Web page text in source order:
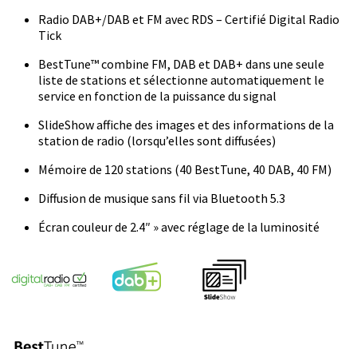
Radio DAB+/DAB et FM avec RDS – Certifié Digital Radio
Tick
BestTune™ combine FM, DAB et DAB+ dans une seule
liste de stations et sélectionne automatiquement le
service en fonction de la puissance du signal
SlideShow affiche des images et des informations de la
station de radio (lorsqu’elles sont diffusées)
Mémoire de 120 stations (40 BestTune, 40 DAB, 40 FM)
Diffusion de musique sans fil via Bluetooth 5.3
Écran couleur de 2.4″ » avec réglage de la luminosité